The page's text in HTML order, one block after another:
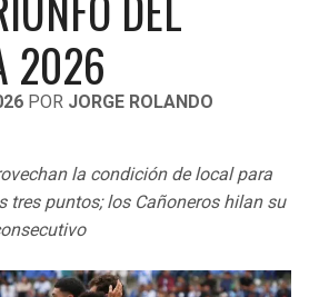
2026
POR JORGE ROLANDO
la condición de local para
tres puntos; los Cañoneros hilan su